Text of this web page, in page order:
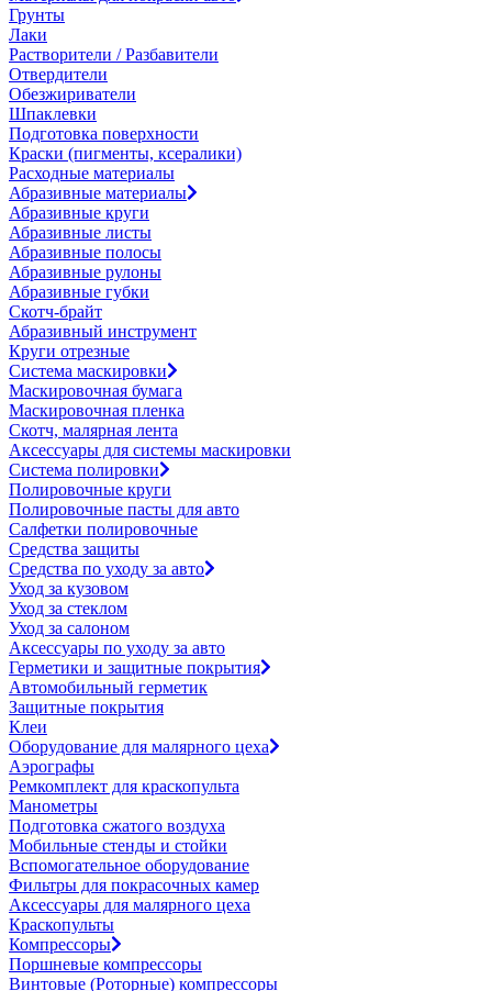
Грунты
Лаки
Растворители / Разбавители
Отвердители
Обезжириватели
Шпаклевки
Подготовка поверхности
Краски (пигменты, ксералики)
Расходные материалы
Абразивные материалы
Абразивные круги
Абразивные листы
Абразивные полосы
Абразивные рулоны
Абразивные губки
Скотч-брайт
Абразивный инструмент
Круги отрезные
Система маскировки
Маскировочная бумага
Маскировочная пленка
Скотч, малярная лента
Аксессуары для системы маскировки
Система полировки
Полировочные круги
Полировочные пасты для авто
Салфетки полировочные
Средства защиты
Средства по уходу за авто
Уход за кузовом
Уход за стеклом
Уход за салоном
Аксессуары по уходу за авто
Герметики и защитные покрытия
Автомобильный герметик
Защитные покрытия
Клеи
Оборудование для малярного цеха
Аэрографы
Ремкомплект для краскопульта
Манометры
Подготовка сжатого воздуха
Мобильные стенды и стойки
Вспомогательное оборудование
Фильтры для покрасочных камер
Аксессуары для малярного цеха
Краскопульты
Компрессоры
Поршневые компрессоры
Винтовые (Роторные) компрессоры